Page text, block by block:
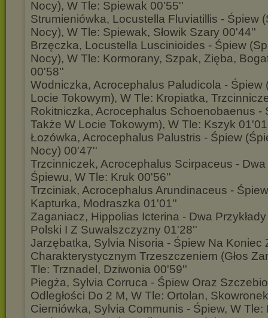
Nocy), W Tle: Spiewak 00'55''
Strumieniówka, Locustella Fluviatillis - Śpiew
Nocy), W Tle: Spiewak, Słowik Szary 00'44''
Brzęczka, Locustella Luscinioides - Śpiew
Nocy), W Tle: Kormorany, Szpak, Zięba,
00'58''
Wodniczka, Acrocephalus Paludicola - Śpiew
Locie Tokowym), W Tle: Kropiatka,
Rokitniczka, Acrocephalus Schoenobaenus -
Także W Locie Tokowym), W Tle: Kszyk
Łozówka, Acrocephalus Palustris - Śpiew
Nocy) 00'47''
Trzcinniczek, Acrocephalus Scirpaceus - Dwa
Śpiewu, W Tle: Kruk 00'56''
Trzciniak, Acrocephalus Arundinaceus -
Kapturka, Modraszka 01'01''
Zaganiacz, Hippolias Icterina - Dwa
Polski I Z Suwalszczyzny 01'28''
Jarzębatka, Sylvia Nisoria - Śpiew Na Koniec
Charakterystycznym Trzeszczeniem (Głos
Tle: Trznadel, Dziwonia 00'59''
Piegża, Sylvia Corruca - Śpiew Oraz
Odległości Do 2 M, W Tle: Ortolan,
Cierniówka, Sylvia Communis - Śpiew, W Tle: